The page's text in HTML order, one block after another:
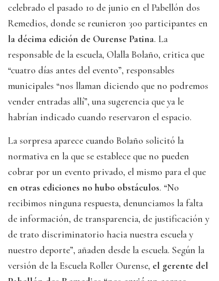
celebrado el pasado 10 de junio en el Pabellón dos
Remedios, donde se reunieron 300 participantes en
la décima edición de Ourense Patina. La
responsable de la escuela, Olalla Bolaño, critica que
“cuatro días antes del evento”, responsables
municipales “nos llaman diciendo que no podremos
vender entradas allí”, una sugerencia que ya le
habrían indicado cuando reservaron el espacio.
La sorpresa aparece cuando Bolaño solicitó la
normativa en la que se establece que no pueden
cobrar por un evento privado, el mismo para el que
en otras ediciones no hubo obstáculos. “No
recibimos ninguna respuesta, denunciamos la falta
de información, de transparencia, de justificación y
de trato discriminatorio hacia nuestra escuela y
nuestro deporte”, añaden desde la escuela. Según la
versión de la Escuela Roller Ourense, el gerente del